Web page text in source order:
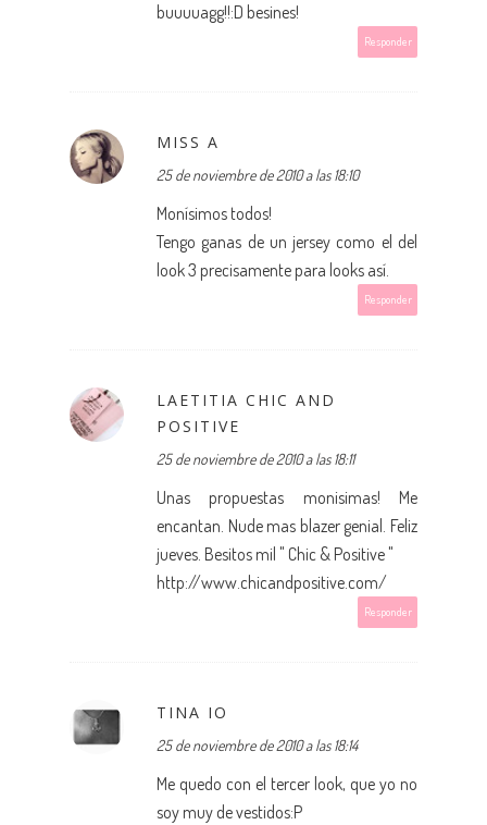
buuuuagg!!:D besines!
Responder
MISS A
25 de noviembre de 2010 a las 18:10
Monísimos todos!
Tengo ganas de un jersey como el del
look 3 precisamente para looks así.
Responder
LAETITIA CHIC AND
POSITIVE
25 de noviembre de 2010 a las 18:11
Unas propuestas monisimas! Me
encantan. Nude mas blazer genial. Feliz
jueves. Besitos mil " Chic & Positive "
http://www.chicandpositive.com/
Responder
TINA IO
25 de noviembre de 2010 a las 18:14
Me quedo con el tercer look, que yo no
soy muy de vestidos:P